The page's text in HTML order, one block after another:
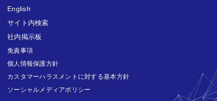
English
サイト内検索
社内掲示板
免責事項
個人情報保護方針
カスタマーハラスメントに対する基本方針
ソーシャルメディアポリシー